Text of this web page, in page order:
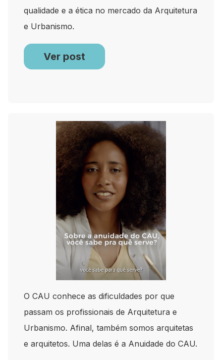
qualidade e a ética no mercado da Arquitetura
e Urbanismo.
Ver post
O CAU conhece as dificuldades por que
passam os profissionais de Arquitetura e
Urbanismo. Afinal, também somos arquitetas
e arquitetos. Uma delas é a Anuidade do CAU.